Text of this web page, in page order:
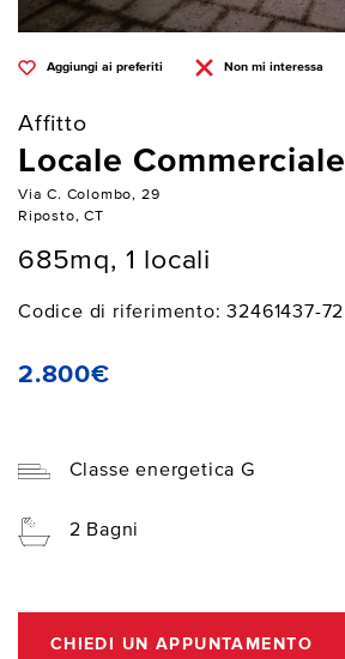
Aggiungi ai preferiti Non mi interessa
Affitto
Locale Commerciale
Via C. Colombo, 29
Riposto, CT
685mq, 1 locali
Codice di riferimento: 32461437-72
2.800€
Classe energetica G
2 Bagni
CHIEDI UN APPUNTAMENTO